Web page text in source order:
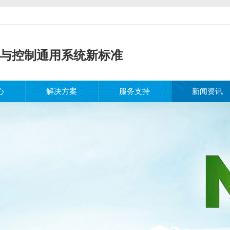
控制通用系统新标准
解决方案 服务支持 新闻资讯